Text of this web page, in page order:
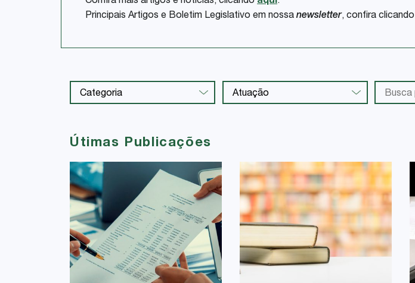
Principais Artigos e Boletim Legislativo em nossa newsletter, confira clicando
Útimas Publicações